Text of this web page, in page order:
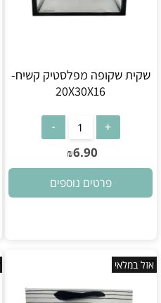
שקית שקופה מפלסטיק קשיח-
20X30X16
₪6.90
פרטים נוספים
אזל במלאי